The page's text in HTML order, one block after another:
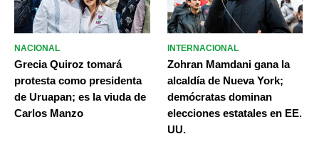
NACIONAL
Grecia Quiroz tomará
protesta como presidenta
de Uruapan; es la viuda de
Carlos Manzo
INTERNACIONAL
Zohran Mamdani gana la
alcaldía de Nueva York;
demócratas dominan
elecciones estatales en EE.
UU.